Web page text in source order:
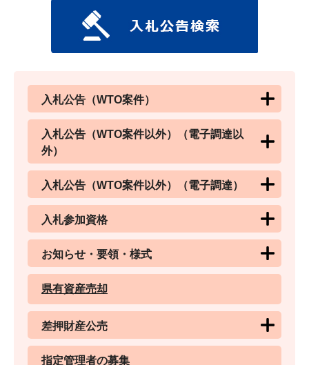
入札公告（WTO案件）
入札公告（WTO案件以外）（電子調達以
外）
入札公告（WTO案件以外）（電子調達）
入札参加資格
お知らせ・要領・様式
県有資産売却
差押財産公売
指定管理者の募集